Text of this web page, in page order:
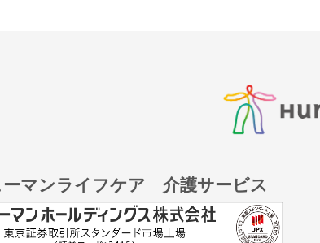
ーマンライフケア 介護サービス